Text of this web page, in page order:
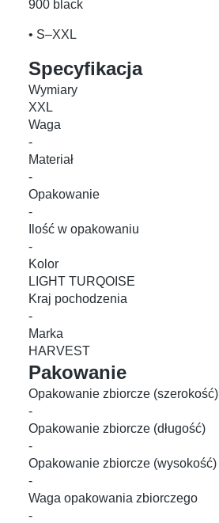
900 black
• S–XXL
Specyfikacja
Wymiary
XXL
Waga
-
Materiał
-
Opakowanie
-
Ilość w opakowaniu
-
Kolor
LIGHT TURQOISE
Kraj pochodzenia
-
Marka
HARVEST
Pakowanie
Opakowanie zbiorcze (szerokość)
-
Opakowanie zbiorcze (długość)
-
Opakowanie zbiorcze (wysokość)
-
Waga opakowania zbiorczego
-